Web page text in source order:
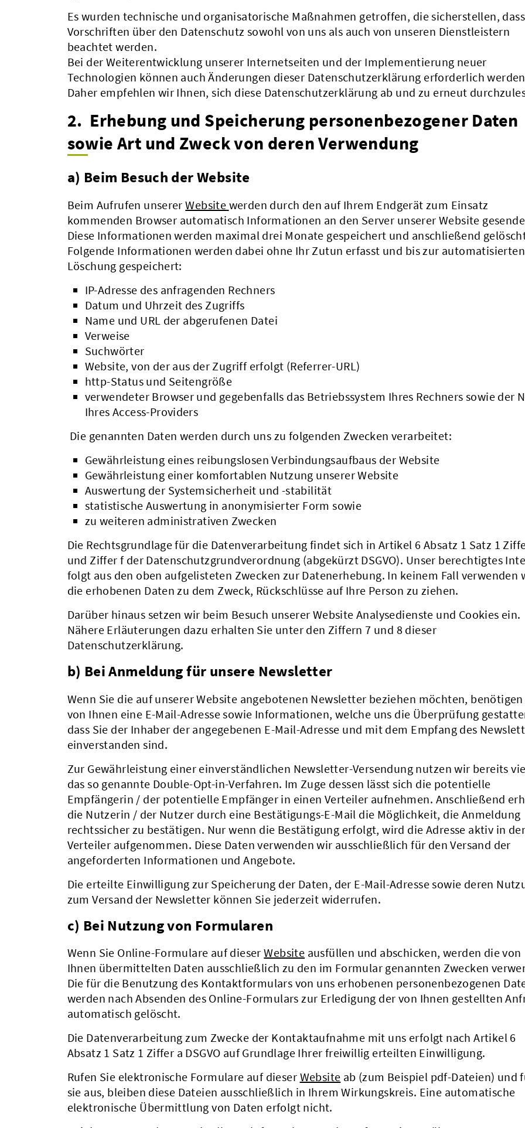
Es wurden technische und organisatorische Maßnahmen getroffen, die sicherstellen,
Vorschriften über den Datenschutz sowohl von uns als auch von unseren Dienstleistern
beachtet werden.
Bei der Weiterentwicklung unserer Internetseiten und der Implementierung neuer
Technologien können auch Änderungen dieser Datenschutzerklärung erforderlich
Daher empfehlen wir Ihnen, sich diese Datenschutzerklärung ab und zu erneut
2. Erhebung und Speicherung personenbezogener Daten
sowie Art und Zweck von deren Verwendung
a) Beim Besuch der Website
Beim Aufrufen unsererWebsite werden durch den auf Ihrem Endgerät zum Einsatz
kommenden Browser automatisch Informationen an den Server unserer Website
Diese Informationen werden maximal drei Monate gespeichert und anschließend
Folgende Informationen werden dabei ohne Ihr Zutun erfasst und bis zur automatisierten
Löschung gespeichert:
IP-Adresse des anfragenden Rechners
Datum und Uhrzeit des Zugriffs
Name und URL der abgerufenen Datei
Verweise
Suchwörter
Website, von der aus der Zugriff erfolgt (Referrer-URL)
http-Status und Seitengröße
verwendeter Browser und gegebenfalls das Betriebssystem Ihres Rechners sowie der
Ihres Access-Providers
Die genannten Daten werden durch uns zu folgenden Zwecken verarbeitet:
Gewährleistung eines reibungslosen Verbindungsaufbaus der Website
Gewährleistung einer komfortablen Nutzung unserer Website
Auswertung der Systemsicherheit und -stabilität
statistische Auswertung in anonymisierter Form sowie
zu weiteren administrativen Zwecken
Die Rechtsgrundlage für die Datenverarbeitung findet sich in Artikel 6 Absatz 1 Satz 1
und Ziffer f der Datenschutzgrundverordnung (abgekürzt DSGVO). Unser berechtigtes
folgt aus den oben aufgelisteten Zwecken zur Datenerhebung. In keinem Fall verwenden
die erhobenen Daten zu dem Zweck, Rückschlüsse auf Ihre Person zu ziehen.
Darüber hinaus setzen wir beim Besuch unserer Website Analysedienste und Cookies ein.
Nähere Erläuterungen dazu erhalten Sie unter den Ziffern 7 und 8 dieser
Datenschutzerklärung.
b) Bei Anmeldung für unsere Newsletter
Wenn Sie die auf unserer Website angebotenen Newsletter beziehen möchten,
von Ihnen eine E-Mail-Adresse sowie Informationen, welche uns die Überprüfung
dass Sie der Inhaber der angegebenen E-Mail-Adresse und mit dem Empfang des
einverstanden sind.
Zur Gewährleistung einer einverständlichen Newsletter-Versendung nutzen wir bereits
das so genannte Double-Opt-in-Verfahren. Im Zuge dessen lässt sich die potentielle
Empfängerin / der potentielle Empfänger in einen Verteiler aufnehmen. Anschließend
die Nutzerin / der Nutzer durch eine Bestätigungs-E-Mail die Möglichkeit, die Anmeldung
rechtssicher zu bestätigen. Nur wenn die Bestätigung erfolgt, wird die Adresse aktiv in
Verteiler aufgenommen. Diese Daten verwenden wir ausschließlich für den Versand der
angeforderten Informationen und Angebote.
Die erteilte Einwilligung zur Speicherung der Daten, der E-Mail-Adresse sowie deren
zum Versand der Newsletter können Sie jederzeit widerrufen.
c) Bei Nutzung von Formularen
Wenn Sie Online-Formulare auf dieserWebsite ausfüllen und abschicken, werden die von
Ihnen übermittelten Daten ausschließlich zu den im Formular genannten Zwecken
Die für die Benutzung des Kontaktformulars von uns erhobenen personenbezogenen
werden nach Absenden des Online-Formulars zur Erledigung der von Ihnen gestellten
automatisch gelöscht.
Die Datenverarbeitung zum Zwecke der Kontaktaufnahme mit uns erfolgt nach Artikel 6
Absatz 1 Satz 1 Ziffer a DSGVO auf Grundlage Ihrer freiwillig erteilten Einwilligung.
Rufen Sie elektronische Formulare auf dieser Website ab (zum Beispiel pdf-Dateien) und
sie aus, bleiben diese Dateien ausschließlich in Ihrem Wirkungskreis. Eine automatische
elektronische Übermittlung von Daten erfolgt nicht.